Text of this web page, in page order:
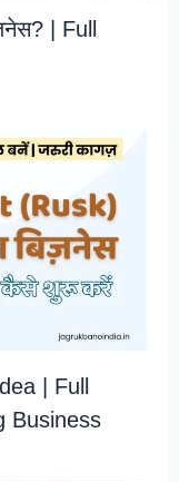
| Full
| Full
Business